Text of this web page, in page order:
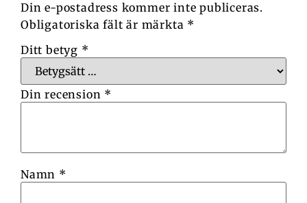
Din e-postadress kommer inte publiceras.
Obligatoriska fält är märkta *
Ditt betyg *
Din recension *
Namn *